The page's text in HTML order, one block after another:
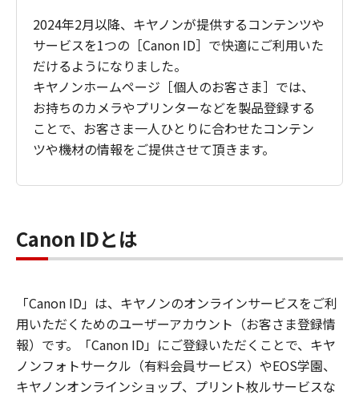
2024年2月以降、キヤノンが提供するコンテンツや
サービスを1つの［Canon ID］で快適にご利用いた
だけるようになりました。
キヤノンホームページ［個人のお客さま］では、
お持ちのカメラやプリンターなどを製品登録する
ことで、お客さま一人ひとりに合わせたコンテン
ツや機材の情報をご提供させて頂きます。
Canon IDとは
「Canon ID」は、キヤノンのオンラインサービスをご利
用いただくためのユーザーアカウント（お客さま登録情
報）です。「Canon ID」にご登録いただくことで、キヤ
ノンフォトサークル（有料会員サービス）やEOS学園、
キヤノンオンラインショップ、プリント枚ルサービスな